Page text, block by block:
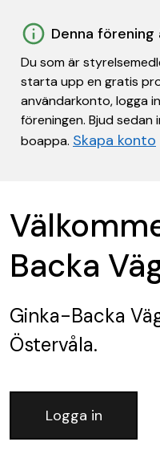
Denna
Du som är
starta upp en gratis
användarkonto, logga
föreningen. Bjud sedan
boappa. Skapa konto
Backa
Ginka-Backa
Östervåla.
Logga in